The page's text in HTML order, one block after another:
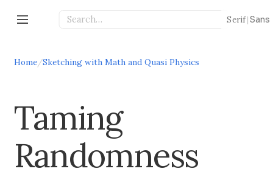
Serif|Sans
Home/Sketching with Math and Quasi Physics
Taming
Randomness